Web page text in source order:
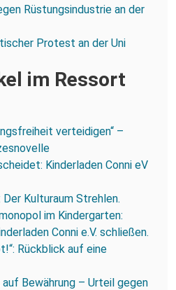
Rüstungsindustrie an der
Protest an der Uni
im Ressort
verteidigen“ –
Kinderladen Conni eV
Kulturaum Strehlen.
im Kindergarten:
Conni e.V. schließen.
Rückblick auf eine
Bewährung – Urteil gegen